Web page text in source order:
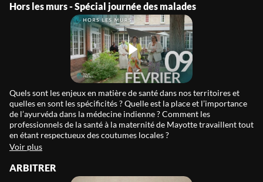
Hors les murs - Spécial journée des malades
Quels sont les enjeux en matière de santé dans nos territoires et
quelles en sont les spécificités ? Quelle est la place et l’importance
de l’ayurvéda dans la médecine indienne ? Comment les
professionnels de la santé à la maternité de Mayotte travaillent tout
en étant respectueux des coutumes locales ?
Voir plus
ARBITRER